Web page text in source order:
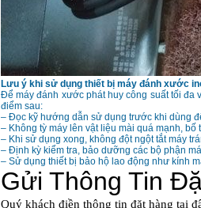
Lưu ý khi sử dụng thiết bị máy đánh xước
Để máy đánh xước phát huy công suất tối đa
điểm sau:
– Đọc kỹ hướng dẫn sử dụng trước khi dùng
– Không tỳ máy lên vật liệu mài quá mạnh, bố
– Khi sử dụng xong, không đột ngột tắt máy
– Định kỳ kiểm tra, bảo dưỡng các bộ phận
– Sử dụng thiết bị bảo hộ lao động như kính